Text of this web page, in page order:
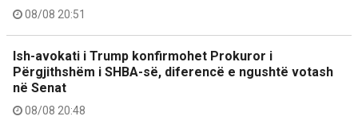
08/08 20:51
Ish-avokati i Trump konfirmohet Prokuror i
Përgjithshëm i SHBA-së, diferencë e ngushtë votash
në Senat
08/08 20:48